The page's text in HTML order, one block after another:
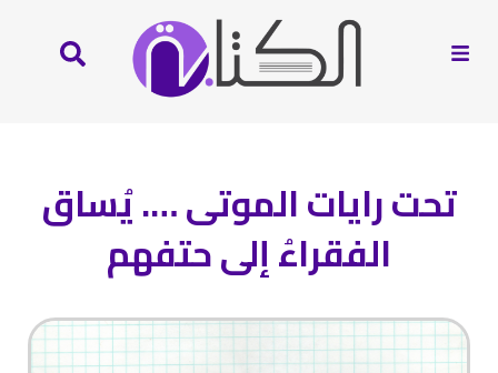
تحت رايات الموتى …. يُساق
الفقراءُ إلى حتفهم